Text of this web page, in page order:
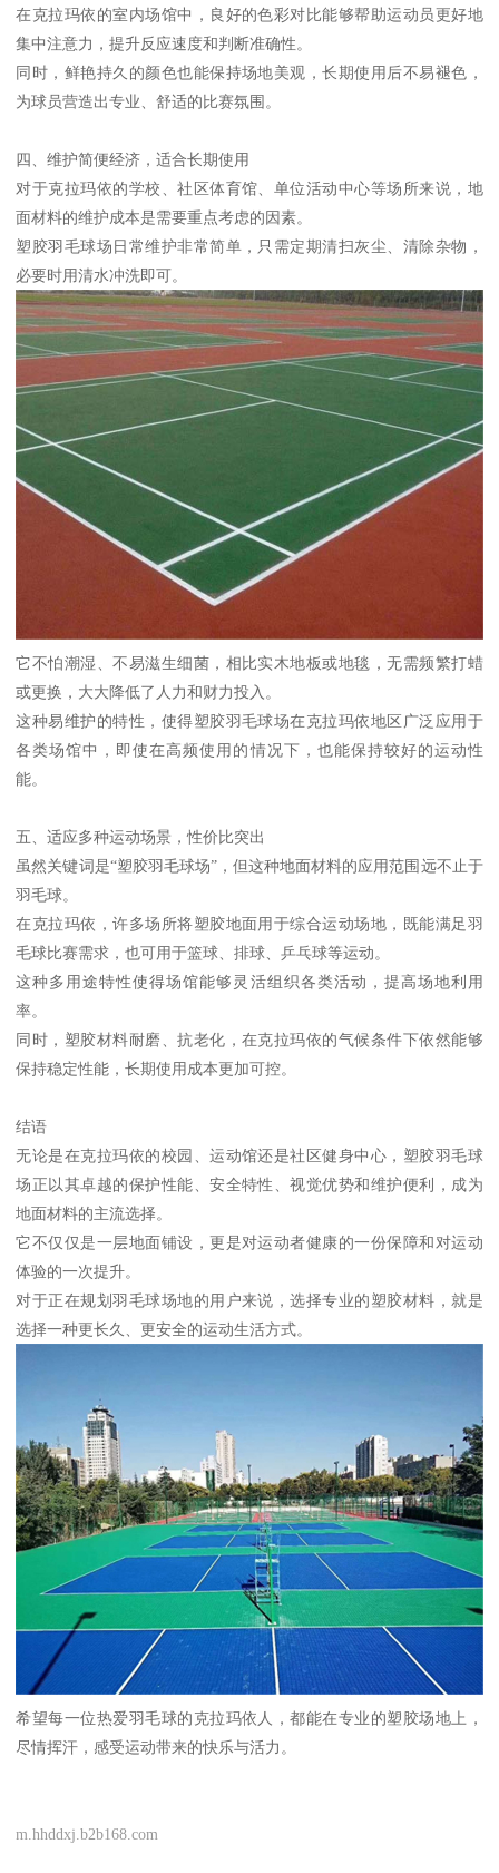
在克拉玛依的室内场馆中，良好的色彩对比能够帮助运动员更好地
集中注意力，提升反应速度和判断准确性。
同时，鲜艳持久的颜色也能保持场地美观，长期使用后不易褪色，
为球员营造出专业、舒适的比赛氛围。
四、维护简便经济，适合长期使用
对于克拉玛依的学校、社区体育馆、单位活动中心等场所来说，地
面材料的维护成本是需要重点考虑的因素。
塑胶羽毛球场日常维护非常简单，只需定期清扫灰尘、清除杂物，
必要时用清水冲洗即可。
它不怕潮湿、不易滋生细菌，相比实木地板或地毯，无需频繁打蜡
或更换，大大降低了人力和财力投入。
这种易维护的特性，使得塑胶羽毛球场在克拉玛依地区广泛应用于
各类场馆中，即使在高频使用的情况下，也能保持较好的运动性
能。
五、适应多种运动场景，性价比突出
虽然关键词是“塑胶羽毛球场”，但这种地面材料的应用范围远不止于
羽毛球。
在克拉玛依，许多场所将塑胶地面用于综合运动场地，既能满足羽
毛球比赛需求，也可用于篮球、排球、乒乓球等运动。
这种多用途特性使得场馆能够灵活组织各类活动，提高场地利用
率。
同时，塑胶材料耐磨、抗老化，在克拉玛依的气候条件下依然能够
保持稳定性能，长期使用成本更加可控。
结语
无论是在克拉玛依的校园、运动馆还是社区健身中心，塑胶羽毛球
场正以其卓越的保护性能、安全特性、视觉优势和维护便利，成为
地面材料的主流选择。
它不仅仅是一层地面铺设，更是对运动者健康的一份保障和对运动
体验的一次提升。
对于正在规划羽毛球场地的用户来说，选择专业的塑胶材料，就是
选择一种更长久、更安全的运动生活方式。
希望每一位热爱羽毛球的克拉玛依人，都能在专业的塑胶场地上，
尽情挥汗，感受运动带来的快乐与活力。
m.hhddxj.b2b168.com